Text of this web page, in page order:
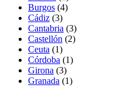
Burgos (4)
Cádiz (3)
Cantabria (3)
Castellón (2)
Ceuta (1)
Córdoba (1)
Girona (3)
Granada (1)